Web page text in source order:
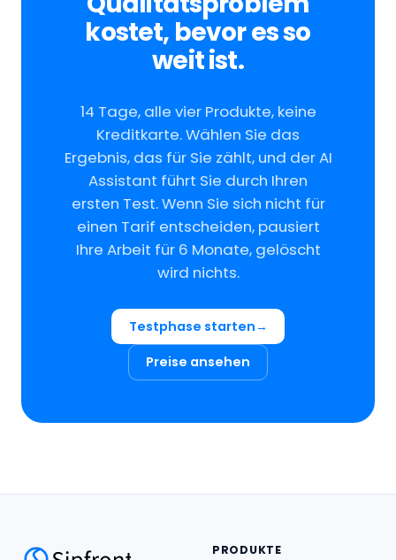
kostet, bevor es so
weit ist.
14 Tage, alle vier Produkte, keine
Kreditkarte. Wählen Sie das
Ergebnis, das für Sie zählt, und der AI
Assistant führt Sie durch Ihren
ersten Test. Wenn Sie sich nicht für
einen Tarif entscheiden, pausiert
Ihre Arbeit für 6 Monate, gelöscht
wird nichts.
Testphase starten
Preise ansehen
PRODUKTE